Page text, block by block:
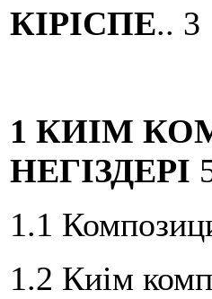
КІРІСПЕ.. 3
1 КИІМ
НЕГІЗДЕРІ
1.1
1.2 Киім